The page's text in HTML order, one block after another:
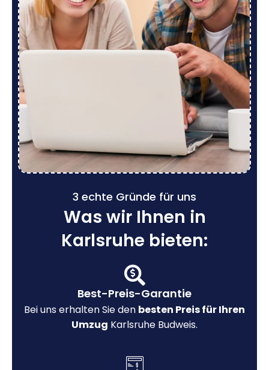
3 echte Gründe für uns
Was wir Ihnen in
Karlsruhe bieten:
Best-Preis-Garantie
Bei uns erhalten Sie den besten Preis für Ihren
Umzug Karlsruhe Budweis.